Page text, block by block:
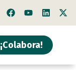
¡Colabora!